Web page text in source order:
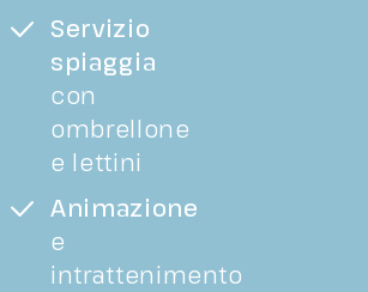
Servizio
spiaggia
con
ombrellone
e lettini
Animazione
e
intrattenimento